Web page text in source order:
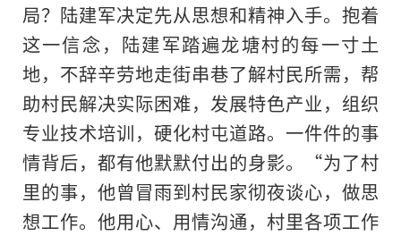
局？陆建军决定先从思想和精神入手。抱着
这一信念，陆建军踏遍龙塘村的每一寸土
地，不辞辛劳地走街串巷了解村民所需，帮
助村民解决实际困难，发展特色产业，组织
专业技术培训，硬化村屯道路。一件件的事
情背后，都有他默默付出的身影。“为了村
里的事，他曾冒雨到村民家彻夜谈心，做思
想工作。他用心、用情沟通，村里各项工作